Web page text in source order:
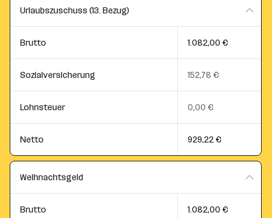
Urlaubszuschuss (13. Bezug)
Brutto 1.082,00 €
Sozialversicherung 152,78 €
Lohnsteuer 0,00 €
Netto 929,22 €
Weihnachtsgeld
Brutto 1.082,00 €